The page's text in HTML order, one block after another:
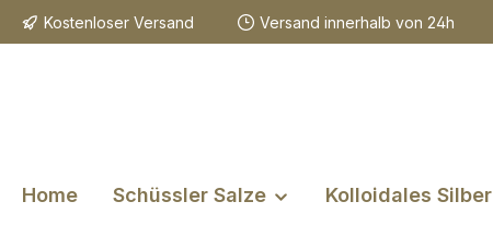
Hauptinhalt springen
Zur Suche springen
Zur Hauptnavigation springen
Kostenloser Versand Versand innerhalb von 24h
Home Schüssler Salze Kolloidales Silber